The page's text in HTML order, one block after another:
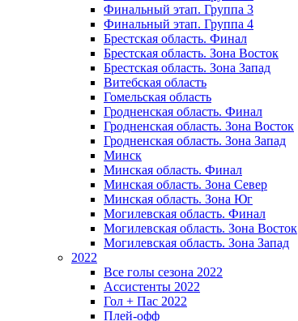
Финальный этап. Группа 3
Финальный этап. Группа 4
Брестская область. Финал
Брестская область. Зона Восток
Брестская область. Зона Запад
Витебская область
Гомельская область
Гродненская область. Финал
Гродненская область. Зона Восток
Гродненская область. Зона Запад
Минск
Минская область. Финал
Минская область. Зона Север
Минская область. Зона Юг
Могилевская область. Финал
Могилевская область. Зона Восток
Могилевская область. Зона Запад
2022
Все голы сезона 2022
Ассистенты 2022
Гол + Пас 2022
Плей-офф